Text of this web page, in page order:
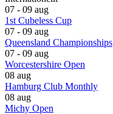
07 - 09 aug
1st Cubeless Cup
07 - 09 aug
Queensland Championships
07 - 09 aug
Worcestershire Open
08 aug
Hamburg Club Monthly
08 aug
Michy Open